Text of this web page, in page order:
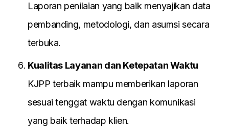
Laporan penilaian yang baik menyajikan data
pembanding, metodologi, dan asumsi secara
terbuka.
Kualitas Layanan dan Ketepatan Waktu
KJPP terbaik mampu memberikan laporan
sesuai tenggat waktu dengan komunikasi
yang baik terhadap klien.